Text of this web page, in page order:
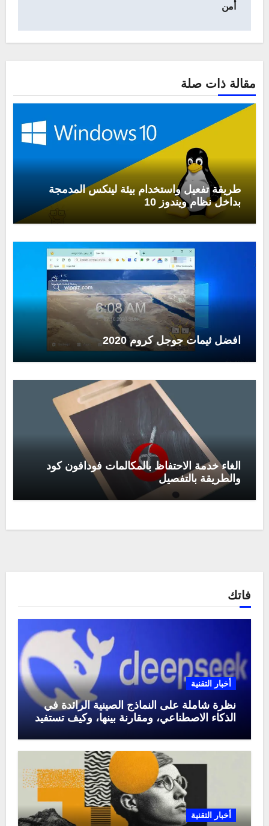
أمن
مقالة ذات صلة
طريقة تفعيل واستخدام بيئة لينكس المدمجة
بداخل نظام ويندوز 10
افضل ثيمات جوجل كروم 2020
الغاء خدمة الاحتفاظ بالمكالمات فودافون كود
والطريقة بالتفصيل
فاتك
أخبار التقنية
نظرة شاملة على النماذج الصينية الرائدة في
الذكاء الاصطناعي، ومقارنة بينها، وكيف تستفيد
أخبار التقنية